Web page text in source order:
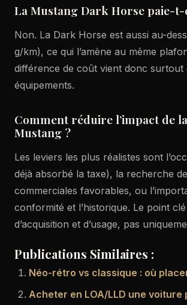
La Mustang Dark Horse paie-
Non. La Dark Horse est aussi au-
g/km), ce qui l’amène au même
différence de coût vient donc
équipements.
Comment réduire l’impact de
Mustang ?
Les leviers les plus réalistes sont
déjà absorbé la taxe), la recherche
commerciales favorables, ou
conformité et l’historique. Le point
d’acquisition et d’usage, pas
Publications Similaires :
Néo-rétro vs classique : où
Acheter en LOA/LLD une voiture